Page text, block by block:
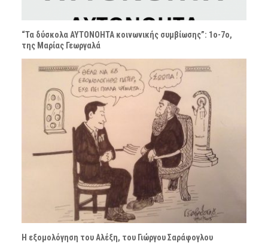
“Τα δύσκολα ΑΥΤΟΝΟΗΤΑ κοινωνικής συμβίωσης”: 1ο-7ο,
της Μαρίας Γεωργαλά
Η εξομολόγηση του Αλέξη, του Γιώργου Σαράφογλου